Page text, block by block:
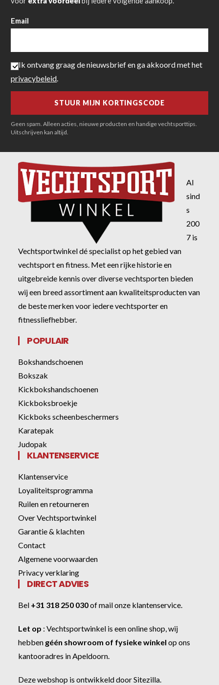
Email
Ik ontvang graag de nieuwsbrief en ga akkoord met het
privacybeleid.
Geen spam. Alleen acties, nieuwe producten en handige vechtsporttips.
Uitschrijven kan altijd.
Al
sind
s
200
7 is
Vechtsportwinkel dé specialist op het gebied van
vechtsport en fitness. Met een rijke historie en
uitgebreide kennis over diverse vechtsporten bieden
wij een breed assortiment aan kwaliteitsproducten van
de beste merken voor iedere vechtsporter en
fitnessliefhebber.
POPULAIR
Bokshandschoenen
Bokszak
Kickbokshandschoenen
Kickboksbroekje
Kickboks scheenbeschermers
Karatepak
Judopak
KLANTENSERVICE
Klantenservice
Loyaliteitsprogramma
Ruilen en retourneren
Over Vechtsportwinkel
Garantie & klachten
Contact
Algemene voorwaarden
Privacy verklaring
DIRECT ADVIES
Bel +31 318 250 030ofmail onze klantenservice.
Let op :Vechtsportwinkel is een online shop, wij
hebben géén showroom of fysieke winkel op ons
kantooradres in Apeldoorn.
Deze webshop is ontwikkeld doorSitezilla.